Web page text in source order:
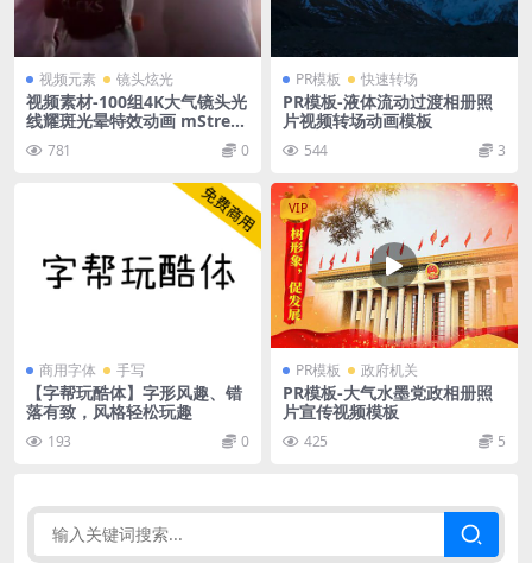
视频元素 镜头炫光
视频素材-100组4K大气镜头光
线耀斑光晕特效动画 mStrea
k 4K
781 0
PR模板 快速转场
PR模板-液体流动过渡相册照
片视频转场动画模板
544 3
商用字体 手写
【字帮玩酷体】字形风趣、错
落有致，风格轻松玩趣
193 0
VIP
PR模板 政府机关
PR模板-大气水墨党政相册照
片宣传视频模板
425 5